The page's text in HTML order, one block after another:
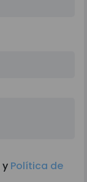
y Política de